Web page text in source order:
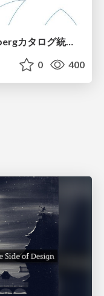
Apache Gravitinoで実現する Icebergカタログ統合とアクセスの一元化
0 400